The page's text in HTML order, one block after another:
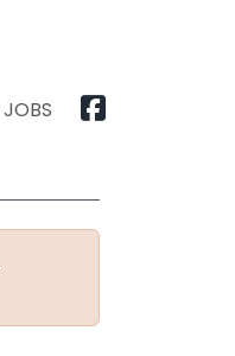
JOBS